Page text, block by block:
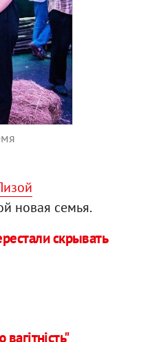
новая семья.
скрывать